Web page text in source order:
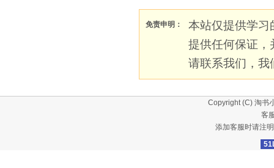
免责申明：
本站仅提供学习
提供任何保证，
请联系我们，我
Copyright (C) 淘书
客
添加客服时请注